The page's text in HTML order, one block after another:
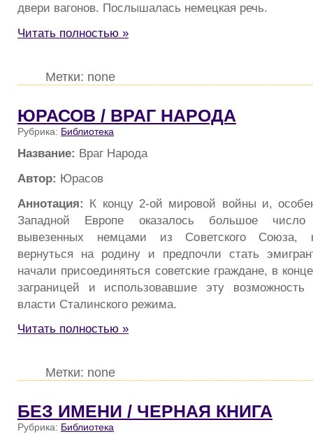
двери вагонов. Послышалась немецкая речь.
Читать полностью »
Метки: none
ЮРАСОВ / ВРАГ НАРОДА
Рубрика: Библиотека
Название: Враг Народа
Автор: Юрасов
Аннотация: К концу 2-ой мировой войны и,
Западной Европе оказалось большое
вывезенных немцами из Советского Союза,
вернуться на родину и предпочли стать
начали присоединяться советские граждане, в
заграницей и использовавшие эту
власти Сталинского режима.
Читать полностью »
Метки: none
БЕЗ ИМЕНИ / ЧЕРНАЯ КНИГА
Рубрика: Библиотека